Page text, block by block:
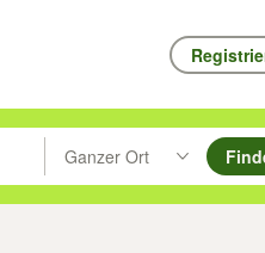
nach oben/unten
Eingabetaste drücken um zu
Ganzer Ort
Suche im Umkreis des